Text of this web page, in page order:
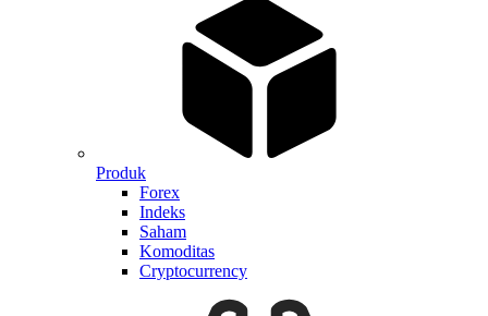
Produk
Forex
Indeks
Saham
Komoditas
Cryptocurrency